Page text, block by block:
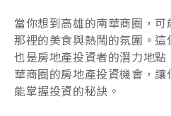
當你想到高雄的南華商圈，
那裡的美食與熱鬧的氛圍。這
也是房地產投資者的潛力地
華商圈的房地產投資機會，
能掌握投資的秘訣。